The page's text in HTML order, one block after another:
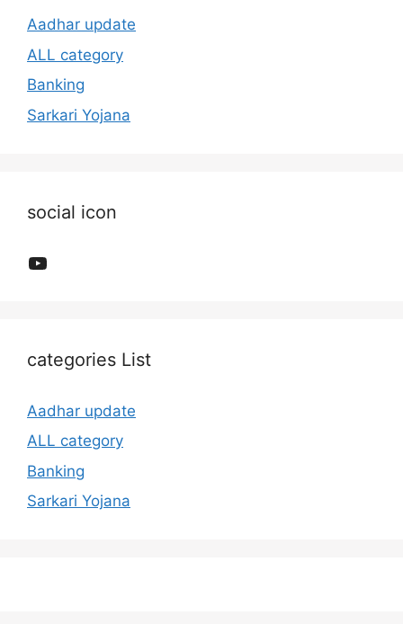
Aadhar update
ALL category
Banking
Sarkari Yojana
social icon
YouTube
categories List
Aadhar update
ALL category
Banking
Sarkari Yojana